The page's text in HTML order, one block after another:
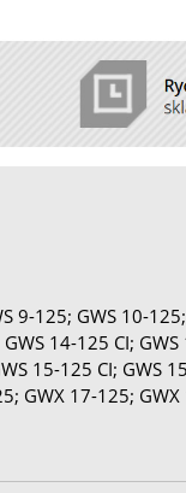
9-125; GWS 10-
14-125 CI;
15-125 CI; GWS
GWX 17-125;